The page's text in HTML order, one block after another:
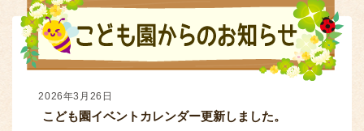
2026年3月26日
こども園イベントカレンダー更新しました。